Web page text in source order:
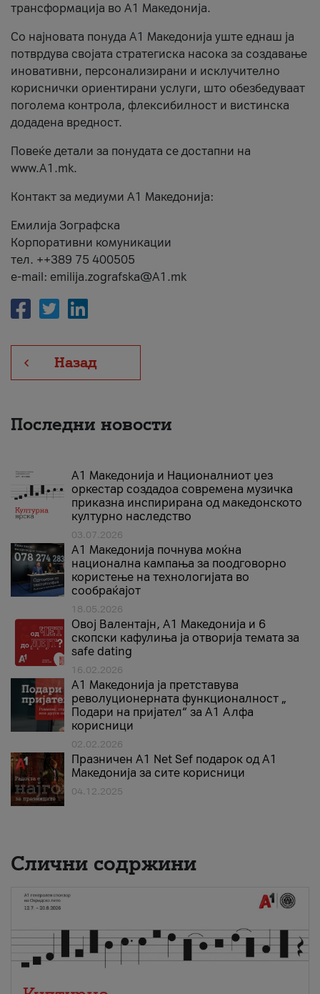
трансформација во А1 Македонија.
Со најновата понуда А1 Македонија уште еднаш ја
потврдува својата стратегиска насока за создавање
иновативни, персонализирани и исклучително
кориснички ориентирани услуги, што обезбедуваат
поголема контрола, флексибилност и вистинска
додадена вредност.
Повеќе детали за понудата се достапни на
www.А1.mk.
Контакт за медиуми А1 Македонија:
Емилија Зографска
Корпоративни комуникации
тел. ++389 75 400505
e-mail: emilija.zografska@A1.mk
Назад
Последни новости
А1 Македонија и Националниот џез
оркестар создадоа современа музичка
приказна инспирирана од македонското
културно наследство
03.07.2026
A1 Македонија почнува моќна
национална кампања за поодговорно
користење на технологијата во
сообраќајот
18.05.2026
Овој Валентајн, A1 Македонија и 6
скопски кафулиња ја отворија темата за
safe dating
16.02.2026
А1 Македонија ја претставува
револуционерната функционалност „
Подари на пријател“ за А1 Алфа
корисници
02.02.2026
Празничен A1 Net Sеf подарок од А1
Македонија за сите корисници
04.12.2025
Слични содржини